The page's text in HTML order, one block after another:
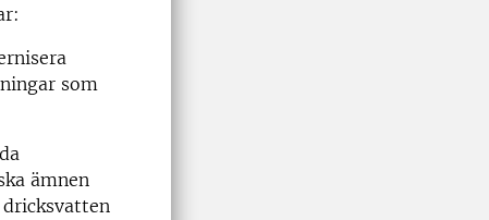
som
ämnen